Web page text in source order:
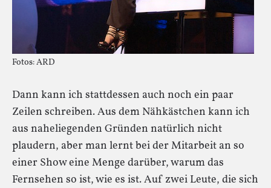
Fotos: ARD
Dann kann ich stattdessen auch noch ein paar
Zeilen schreiben. Aus dem Nähkästchen kann ich
aus naheliegenden Gründen natürlich nicht
plaudern, aber man lernt bei der Mitarbeit an so
einer Show eine Menge darüber, warum das
Fernsehen so ist, wie es ist. Auf zwei Leute, die sich